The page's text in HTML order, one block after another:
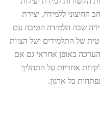
החיצוני ללמידה, יצירת
שבה הלמידה הטיבה עם
של התלמידים ושל הצוות
באופן אחראי גם אם
לקיחת אחריות על התהליך
כל ארגון.